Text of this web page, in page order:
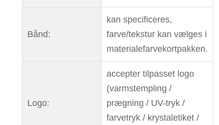
Bånd:
kan specificeres,
farve/tekstur kan vælges i
materialefarvekortpakken.
Logo:
accepter tilpasset logo
(varmstempling /
prægning / UV-tryk /
farvetryk / krystaletiket /